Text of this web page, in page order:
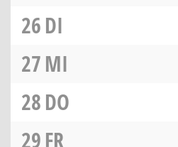
26DI
27MI
28DO
29FR